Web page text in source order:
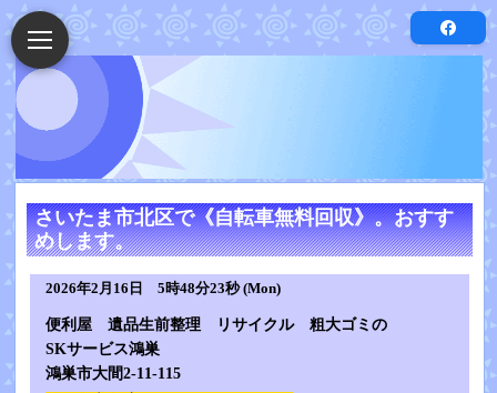
さいたま市北区で《自転車無料回収》。おすす
めします。
2026年2月16日 5時48分23秒 (Mon)
便利屋 遺品生前整理 リサイクル 粗大ゴミの
SKサービス鴻巣
鴻巣市大間2-11-115